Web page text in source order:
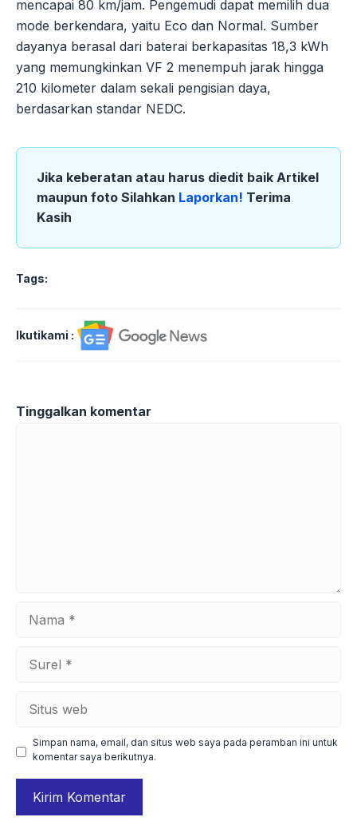
mencapai 80 km/jam. Pengemudi dapat memilih dua
mode berkendara, yaitu Eco dan Normal. Sumber
dayanya berasal dari baterai berkapasitas 18,3 kWh
yang memungkinkan VF 2 menempuh jarak hingga
210 kilometer dalam sekali pengisian daya,
berdasarkan standar NEDC.
Jika keberatan atau harus diedit baik Artikel
maupun foto Silahkan Laporkan! Terima
Kasih
Tags:
Ikutikami :
Tinggalkan komentar
web
Simpan nama, email, dan situs web saya pada peramban ini untuk
komentar saya berikutnya.